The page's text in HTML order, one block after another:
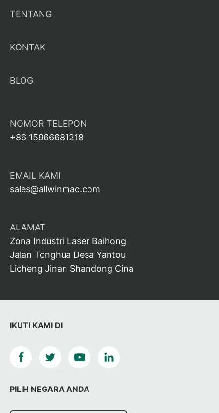
IKUTI KAMI DI
PILIH NEGARA ANDA
TENTANG
KONTAK
BLOG
NOMOR TELEPON
+86 15966681218
EMAIL KAMI
sales@allwinmac.com
ALAMAT
Zona Industri Laser Baihong
Jalan Tonghua Desa Yantou
Licheng Jinan Shandong Cina